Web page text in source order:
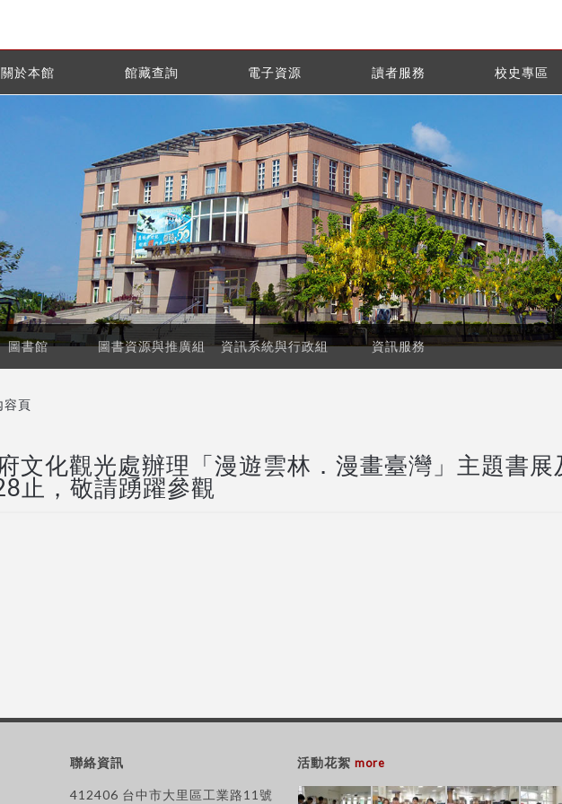
關於本館 館藏查詢 電子資源 讀者服務 校史專區
圖書館 圖書資源與推廣組 資訊系統與行政組 資訊服務
容頁
文化觀光處辦理「漫遊雲林．漫畫臺灣」主題書
止，敬請踴躍參觀
聯絡資訊
412406 台中市大里區工業路11號
活動花絮 more